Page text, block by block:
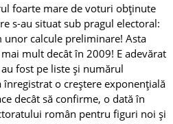
foarte mare de voturi obținute
s-au situat sub pragul electoral:
unor calcule preliminare! Asta
mult decât în 2009! E adevărat
fost pe liste și numărul
o creștere exponențială
decât să confirme, o dată în
român pentru figuri noi și